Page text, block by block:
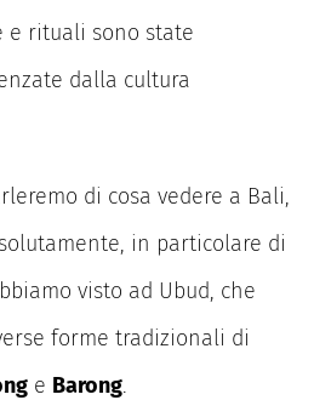
e rituali sono state
dalla cultura
di cosa vedere a Bali,
in particolare di
visto ad Ubud, che
forme tradizionali di
e Barong.